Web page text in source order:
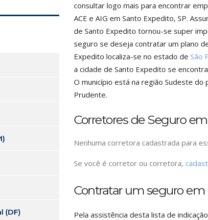
consultar logo mais para encontrar
ACE e AIG em Santo Expedito, SP.
de Santo Expedito tornou-se super
seguro se deseja contratar um plano
Expedito localiza-se no estado de São
a cidade de Santo Expedito se
O município está na região Sudeste do
Prudente.
Corretores de Seguro
Nenhuma corretora cadastrada para
Se você é corretor ou corretora,
Contratar um seguro
Pela assistência desta lista de
(DF)